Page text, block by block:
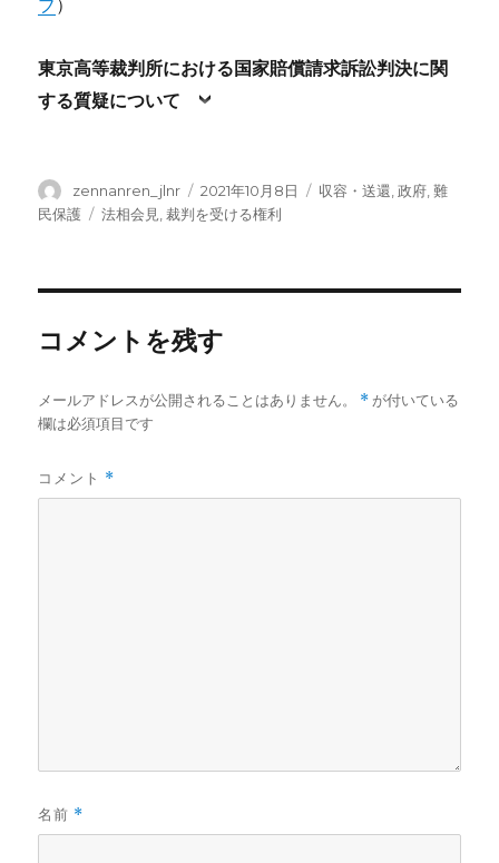
ブ）
東京高等裁判所における国家賠償請求訴訟判決に関
する質疑について
投
稿
zennanren_jlnr
投
稿
2021年10月8日
カ
収容・送還 ,政府 ,難
民保護
タ
法相会見 ,裁判を受ける権利
コメントを残す
メールアドレスが公開されることはありません。 * が付いている
欄は必須項目です
コメント *
名前 *